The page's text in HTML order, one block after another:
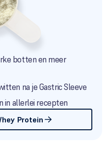
botten en meer
na je Gastric Sleeve
in allerlei recepten
Protein